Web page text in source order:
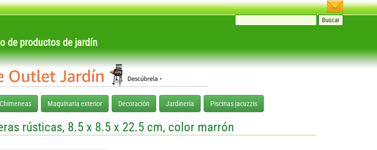
de productos de jardín
Chimeneas Maquinaria exterior Decoración Jardinería Piscinas jacuzzis
rústicas, 8.5 x 8.5 x 22.5 cm, color marrón